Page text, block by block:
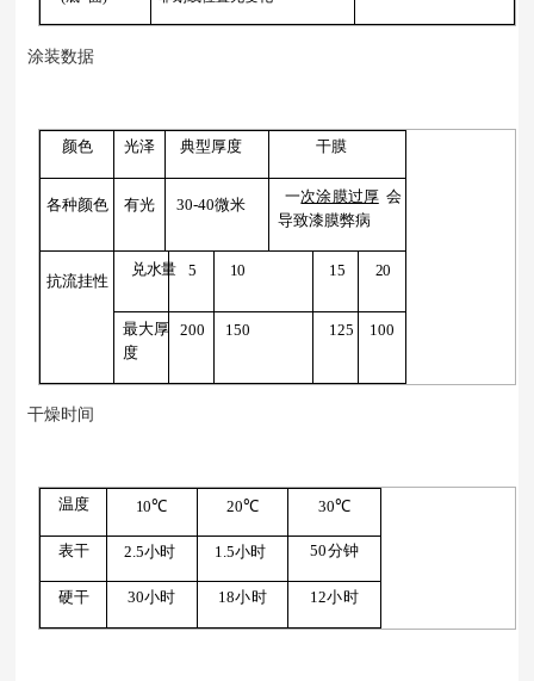
涂装数据
颜色 光泽 典型厚度 干膜
各种颜色 有光 30-40微米
一次涂膜过厚 会
导致漆膜弊病
抗流挂性
兑水量 5 10 15 20
最大厚
度
200 150 125 100
干燥时间
温度 10℃ 20℃ 30℃
表干 2.5小时 1.5小时 50分钟
硬干 30小时 18小时 12小时